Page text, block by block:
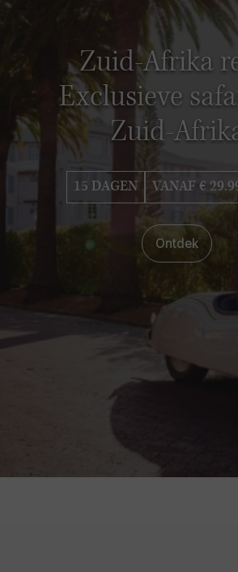
Zuid-Afrika
Exclusieve
Zuid-
15 DAGEN VANAF €
Ontdek